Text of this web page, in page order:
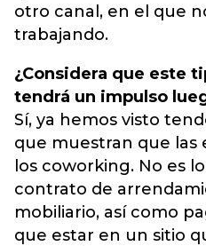
otro canal, en el que
trabajando.
¿Considera que este
tendrá un impulso
Sí, ya hemos visto
que muestran que las
los coworking. No es
contrato de
mobiliario, así como
que estar en un sitio